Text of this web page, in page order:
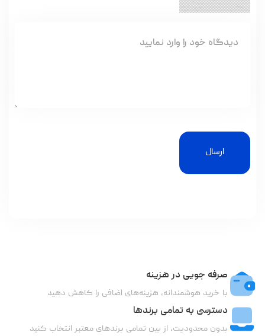
ارسال
صرفه جویی در هزینه
با خرید هوشمندانه، هزینه‌های اضافی را کاهش دهید
دسترسی به تمامی برندها
بدون محدودیت، از بین تمامی برندهای معتبر انتخاب کنید